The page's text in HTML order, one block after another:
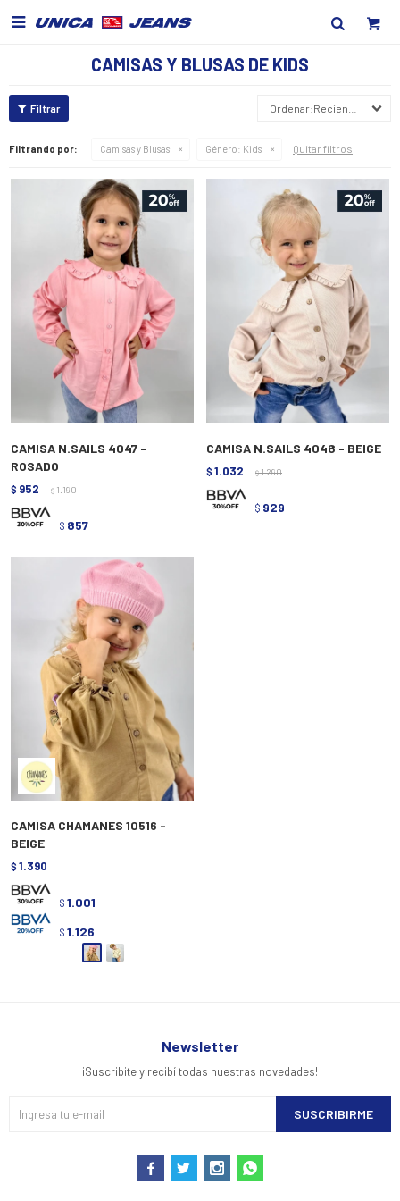

CAMISAS Y BLUSAS DE KIDS
Recientes
Filtrando por: Camisas y Blusas Género: Kids Quitar filtros
CAMISA N.SAILS 4047 -
ROSADO
$ 952 $ 1.190
$ 857
CAMISA N.SAILS 4048 - BEIGE
$ 1.032 $ 1.290
$ 929
CAMISA CHAMANES 10516 -
BEIGE
$ 1.390
$ 1.001
$ 1.126
Newsletter
¡Suscribite y recibí todas nuestras novedades!
SUSCRIBIRME
   